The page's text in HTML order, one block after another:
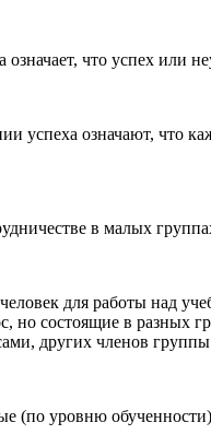
что успех или
успеха означают, что
в малых
для работы над
но состоящие в разных
других членов
(по уровню